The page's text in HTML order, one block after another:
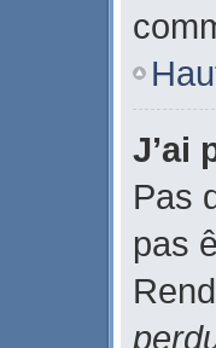
J’ai
Pas
pas